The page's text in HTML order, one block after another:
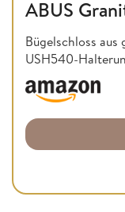
ABUS
Bügelschloss
USH540-